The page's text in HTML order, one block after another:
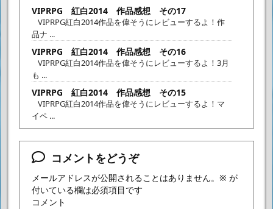
VIPRPG 紅白2014 作品感想 その17
VIPRPG紅白2014作品を偉そうにレビューするよ！作
品ナ ...
VIPRPG 紅白2014 作品感想 その16
VIPRPG紅白2014作品を偉そうにレビューするよ！3月
も ...
VIPRPG 紅白2014 作品感想 その15
VIPRPG紅白2014作品を偉そうにレビューするよ！マ
イペ ...
コメントをどうぞ
メールアドレスが公開されることはありません。 ※ が
付いている欄は必須項目です
コメント